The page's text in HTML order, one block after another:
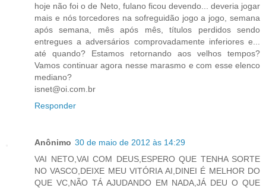
hoje não foi o de Neto, fulano ficou devendo... deveria jogar
mais e nós torcedores na sofreguidão jogo a jogo, semana
após semana, mês após mês, títulos perdidos sendo
entregues a adversários comprovadamente inferiores e...
até quando? Estamos retornando aos velhos tempos?
Vamos continuar agora nesse marasmo e com esse elenco
mediano?
isnet@oi.com.br
Responder
Anônimo 30 de maio de 2012 às 14:29
VAI NETO,VAI COM DEUS,ESPERO QUE TENHA SORTE
NO VASCO,DEIXE MEU VITÓRIA AI,DINEI É MELHOR DO
QUE VC,NÃO TÁ AJUDANDO EM NADA,JÁ DEU O QUE